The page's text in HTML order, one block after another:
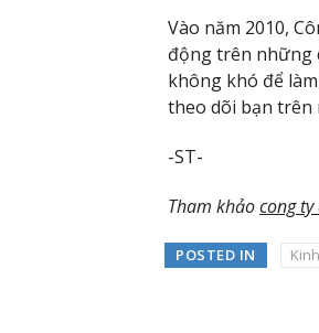
Vào năm 2010,
động trên những
không khó để
theo dõi bạn trên
-ST-
Tham khảocong
POSTED IN